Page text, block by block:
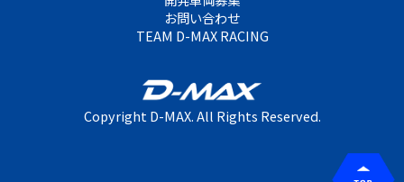
お問い合わせ
TEAM D-MAX RACING
Copyright D-MAX. All Rights Reserved.